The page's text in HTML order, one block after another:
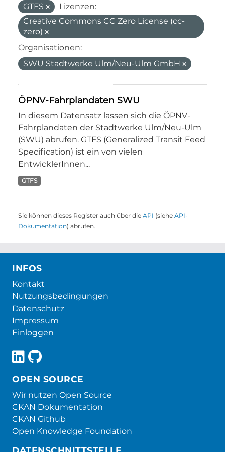
GTFS
Lizenzen:
Creative Commons CC Zero License (cc-
zero)
Organisationen:
SWU Stadtwerke Ulm/Neu-Ulm GmbH
ÖPNV-Fahrplandaten SWU
In diesem Datensatz lassen sich die ÖPNV-
Fahrplandaten der Stadtwerke Ulm/Neu-Ulm
(SWU) abrufen. GTFS (Generalized Transit Feed
Specification) ist ein von vielen
EntwicklerInnen...
GTFS
Sie können dieses Register auch über die API (siehe API-
Dokumentation) abrufen.
INFOS
Kontakt
Nutzungsbedingungen
Datenschutz
Impressum
Einloggen
OPEN SOURCE
Wir nutzen Open Source
CKAN Dokumentation
CKAN Github
Open Knowledge Foundation